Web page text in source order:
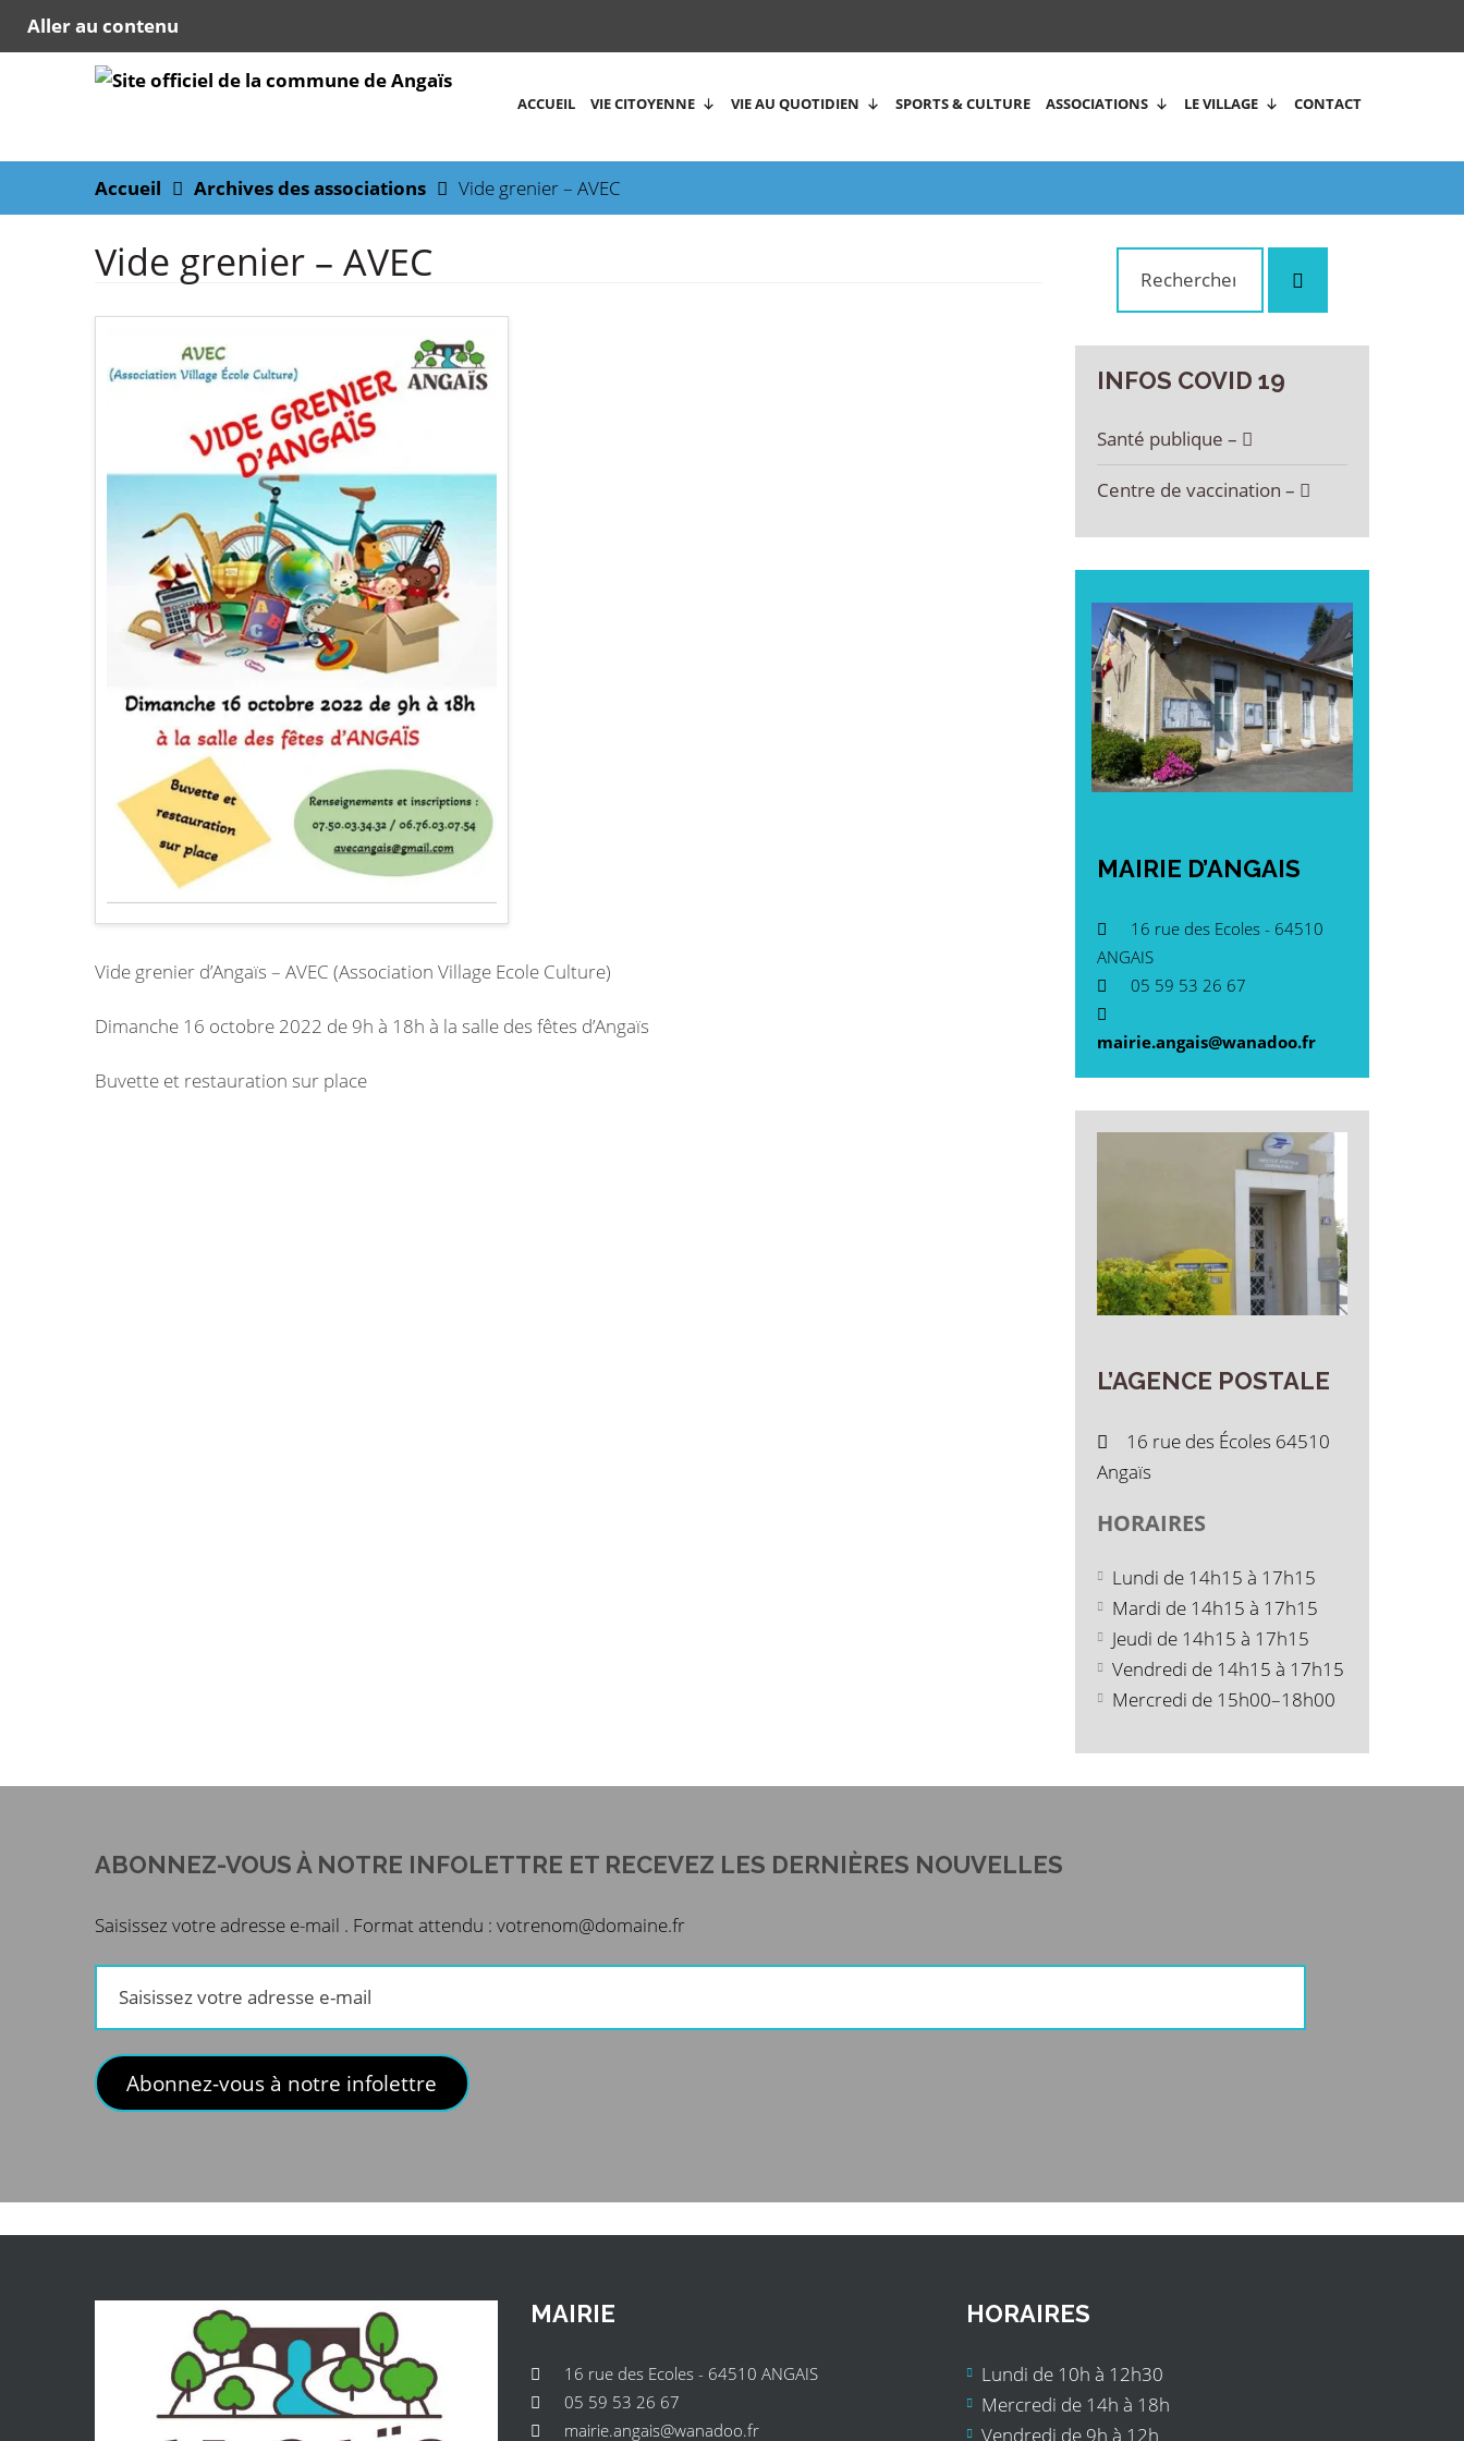
Aller au contenu
ACCUEIL VIE CITOYENNE VIE AU QUOTIDIEN SPORTS & CULTURE ASSOCIATIONS LE VILLAGE CONTACT
Accueil Archives des associations Vide grenier – AVEC
Vide grenier – AVEC
Vide grenier d’Angaïs – AVEC (Association Village Ecole Culture)
Dimanche 16 octobre 2022 de 9h à 18h à la salle des fêtes d’Angaïs
Buvette et restauration sur place
INFOS COVID 19
Santé publique –
Centre de vaccination –
MAIRIE D’ANGAIS
16 rue des Ecoles - 64510
ANGAIS
05 59 53 26 67
mairie.angais@wanadoo.fr
L’AGENCE POSTALE
16 rue des Écoles 64510
Angaïs
HORAIRES
Lundi de 14h15 à 17h15
Mardi de 14h15 à 17h15
Jeudi de 14h15 à 17h15
Vendredi de 14h15 à 17h15
Mercredi de 15h00–18h00
ABONNEZ-VOUS À NOTRE INFOLETTRE ET RECEVEZ LES DERNIÈRES NOUVELLES
Saisissez votre adresse e-mail . Format attendu : votrenom@domaine.fr
votre
e-
mail
Abonnez-vous à notre infolettre
MAIRIE
16 rue des Ecoles - 64510 ANGAIS
05 59 53 26 67
mairie.angais@wanadoo.fr
HORAIRES
Lundi de 10h à 12h30
Mercredi de 14h à 18h
Vendredi de 9h à 12h